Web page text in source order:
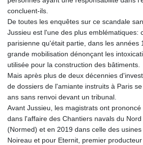
concluent-ils.
De toutes les enquêtes sur ce scandale
Jussieu est l'une des plus emblématiques:
parisienne qu'était partie, dans les années
grande mobilisation dénonçant les
utilisée pour la construction des bâtiments.
Mais après plus de deux décennies
de dossiers de l'amiante instruits à Paris
ans sans renvoi devant un tribunal.
Avant Jussieu, les magistrats ont
dans l'affaire des Chantiers navals du
(Normed) et en 2019 dans celle des
Noireau et pour Eternit, premier